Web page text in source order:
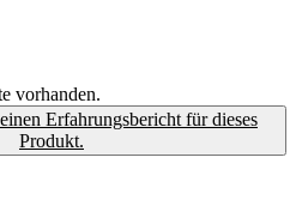
vorhanden.
Erfahrungsbericht für dieses
Produkt.